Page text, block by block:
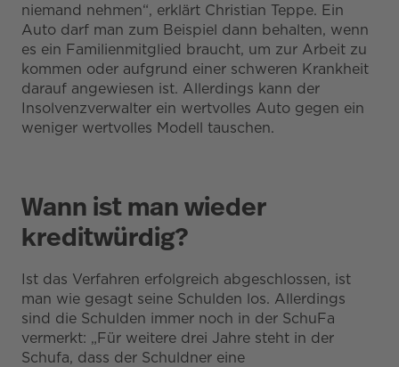
niemand nehmen“, erklärt Christian Teppe. Ein
Auto darf man zum Beispiel dann behalten, wenn
es ein Familienmitglied braucht, um zur Arbeit zu
kommen oder aufgrund einer schweren Krankheit
darauf angewiesen ist. Allerdings kann der
Insolvenzverwalter ein wertvolles Auto gegen ein
weniger wertvolles Modell tauschen.
Wann ist man wieder
kreditwürdig?
Ist das Verfahren erfolgreich abgeschlossen, ist
man wie gesagt seine Schulden los. Allerdings
sind die Schulden immer noch in der SchuFa
vermerkt: „Für weitere drei Jahre steht in der
Schufa, dass der Schuldner eine